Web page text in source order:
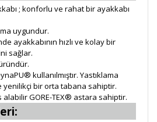
; konforlu ve rahat bir ayakkabı
uygundur.
ayakkabının hızlı ve kolay bir
sağlar.
kullanılmıştır. Yastıklama
yenilikçi bir orta tabana sahiptir.
alabilir GORE-TEX® astara sahiptir.